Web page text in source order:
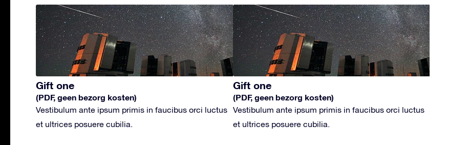
Gift one
(PDF, geen bezorg kosten)
Vestibulum ante ipsum primis in faucibus orci luctus
et ultrices posuere cubilia.
Gift one
(PDF, geen bezorg kosten)
Vestibulum ante ipsum primis in faucibus orci luctus
et ultrices posuere cubilia.